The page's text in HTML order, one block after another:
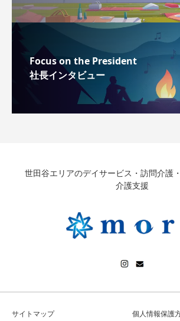
Focus on the President
社長インタビュー
世田谷エリアのデイサービス・訪問介護
介護支援
サイトマップ 個人情報保護